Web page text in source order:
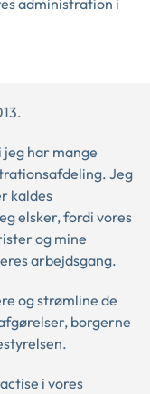
administration i
har mange
Jeg
kaldes
elsker, fordi vores
og mine
arbejdsgang.
og strømline de
borgerne
i vores